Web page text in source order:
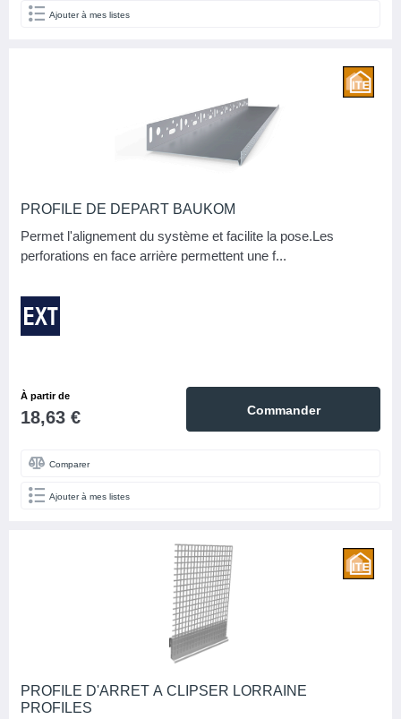
Ajouter à mes listes
PROFILE DE DEPART BAUKOM
Permet l'alignement du système et facilite la pose.Les
perforations en face arrière permettent une f...
À partir de
18,63 € Commander
Comparer
Ajouter à mes listes
PROFILE D'ARRET A CLIPSER LORRAINE
PROFILES